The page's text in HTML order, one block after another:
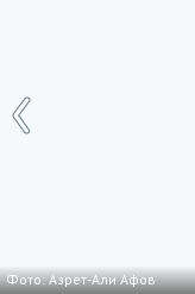
Фото: Азрет-Али Афов